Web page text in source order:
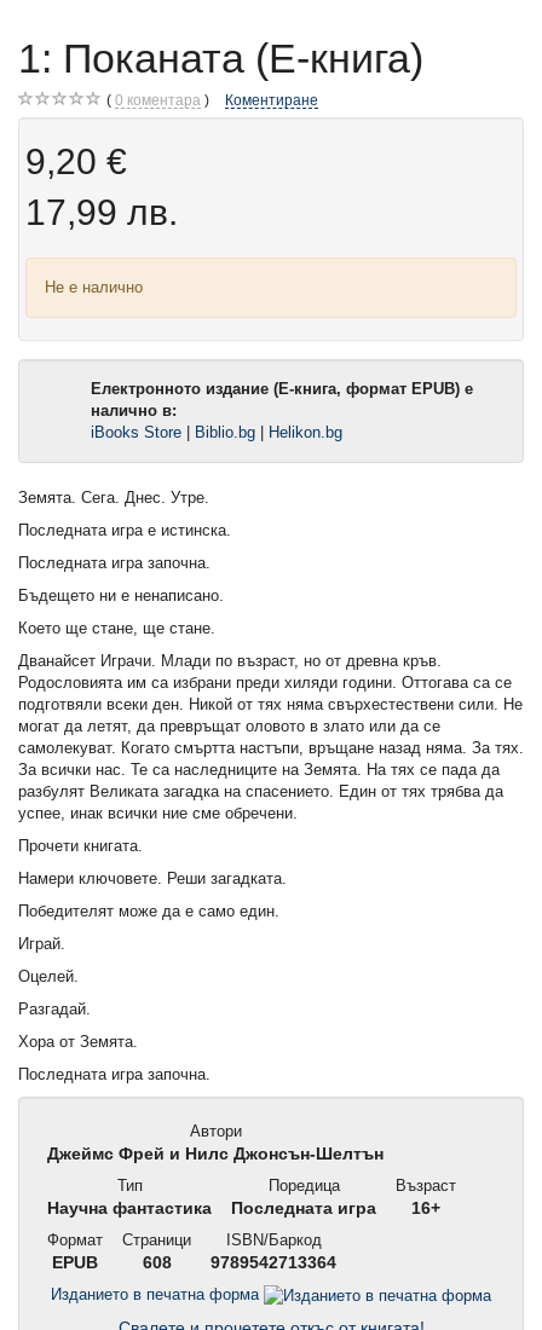
1: Поканата (Е-книга)
0 коментара Коментиране
9,20 €
17,99 лв.
Не е налично
Електронното издание (Е-книга, формат EPUB) е
налично в:
iBooks Store
Biblio.bg Helikon.bg
Земята. Сега. Днес. Утре.
Последната игра е истинска.
Последната игра започна.
Бъдещето ни е ненаписано.
Което ще стане, ще стане.
Дванайсет Играчи. Млади по възраст, но от древна кръв.
Родословията им са избрани преди хиляди години. Оттогава са се
подготвяли всеки ден. Никой от тях няма свърхестествени сили. Не
могат да летят, да превръщат оловото в злато или да се
самолекуват. Когато смъртта настъпи, връщане назад няма. За тях.
За всички нас. Те са наследниците на Земята. На тях се пада да
разбулят Великата загадка на спасението. Един от тях трябва да
успее, инак всички ние сме обречени.
Прочети книгата.
Намери ключовете. Реши загадката.
Победителят може да е само един.
Играй.
Оцелей.
Разгадай.
Хора от Земята.
Последната игра започна.
Автори
Джеймс Фрей и Нилс Джонсън-Шелтън
Тип
Научна фантастика
Поредица
Последната игра
Възраст
16+
Формат
EPUB
Страници
608
ISBN/Баркод
9789542713364
Изданието в печатна форма